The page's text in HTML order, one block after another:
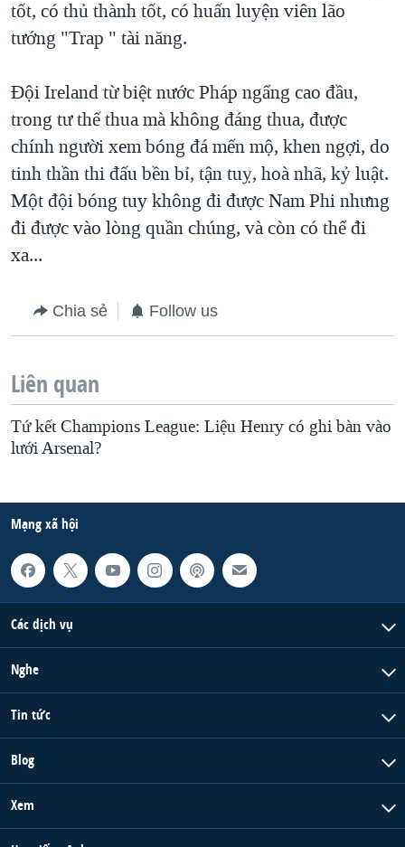
tốt, có thủ thành tốt, có huấn luyện viên lão
tướng "Trap " tài năng.
Đội Ireland từ biệt nước Pháp ngẩng cao đầu,
trong tư thế thua mà không đáng thua, được
chính người xem bóng đá mến mộ, khen ngợi, do
tinh thần thi đấu bền bỉ, tận tuỵ, hoà nhã, kỷ luật.
Một đội bóng tuy không đi được Nam Phi nhưng
đi được vào lòng quần chúng, và còn có thể đi
xa...
Chia sẻ Follow us
Liên quan
Tứ kết Champions League: Liệu Henry có ghi bàn vào
lưới Arsenal?
Mạng xã hội
Các dịch vụ
Nghe
Tin tức
Blog
Xem